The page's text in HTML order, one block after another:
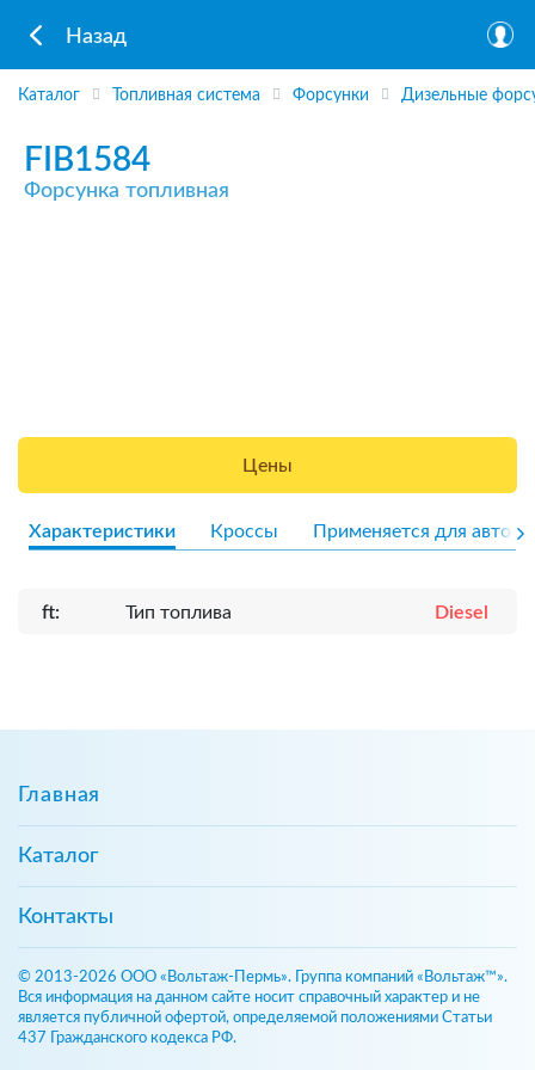
Назад
Каталог Топливная система Форсунки Дизельные
FIB1584
Форсунка топливная
Цены
Характеристики Кроссы Применяется для авто
ft: Тип топлива Diesel
Главная
Каталог
Контакты
© 2013-2026 ООО «Вольтаж-Пермь». Группа компаний «Вольтаж™».
Вся информация на данном сайте носит справочный характер и не
является публичной офертой, определяемой положениями Статьи
437 Гражданского кодекса РФ.